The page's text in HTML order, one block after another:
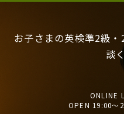
お子さまの英検準2級
談
ONLINE
OPEN 19:00〜